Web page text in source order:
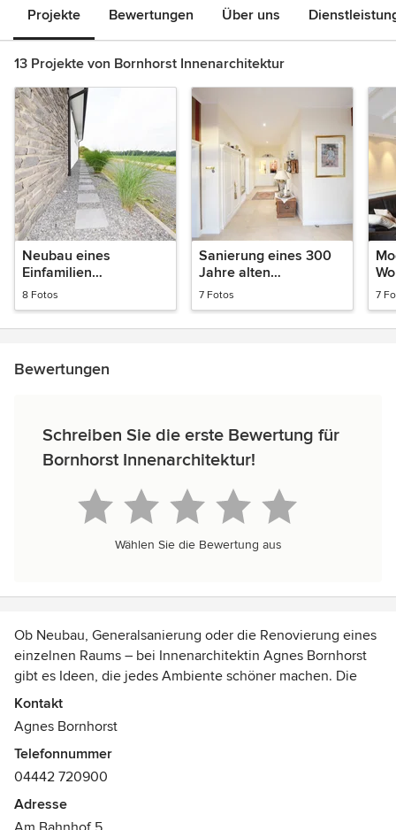
Projekte Bewertungen Über uns
13 Projekte von Bornhorst Innenarchitektur
Neubau eines
Einfamilien
Wohnhauses mit
Garage
8 Fotos
Sanierung eines 300
Jahre alten
Landhauses
7 Fotos 7
Bewertungen
Schreiben Sie die erste Bewertung für
Bornhorst Innenarchitektur!
Wählen Sie die Bewertung aus
Ob Neubau, Generalsanierung oder die Renovierung eines
einzelnen Raums – bei Innenarchitektin Agnes Bornhorst
gibt es Ideen, die jedes Ambiente schöner machen. Die
engagierte Planerin entwickelt Raumkonzepte für Büro und
Verwaltungszentralen genauso wie für Arztpraxen und
Pflegeeinrichtungen. Um zu einem optisch wie technisch
perfekten Ergebnis zu kommen, integriert die Diplom-
Ingenieurin die ästhetischen Vorlieben ihrer Kunden und
die praktischen und technischen Anforderungen in ein
stimmiges Gesamtkonzept. Dafür analysiert sie zunächst
Kontakt
Agnes Bornhorst
Telefonnummer
04442 720900
Adresse